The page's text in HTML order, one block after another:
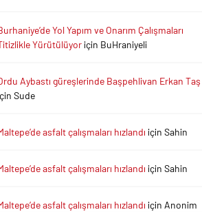
Yol Yapım ve Onarım Çalışmaları
Yürütülüyoriçin BuHraniyeli
Aybastı güreşlerinde Başpehlivan Erkan Taş
Sude
asfalt çalışmaları hızlandı içinSahin
asfalt çalışmaları hızlandı içinSahin
asfalt çalışmaları hızlandı için Anonim